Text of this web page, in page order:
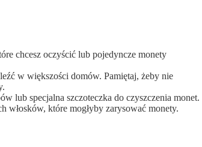
chcesz oczyścić lub pojedyncze monety
w większości domów. Pamiętaj, żeby nie
lub specjalna szczoteczka do czyszczenia monet.
włosków, które mogłyby zarysować monety.